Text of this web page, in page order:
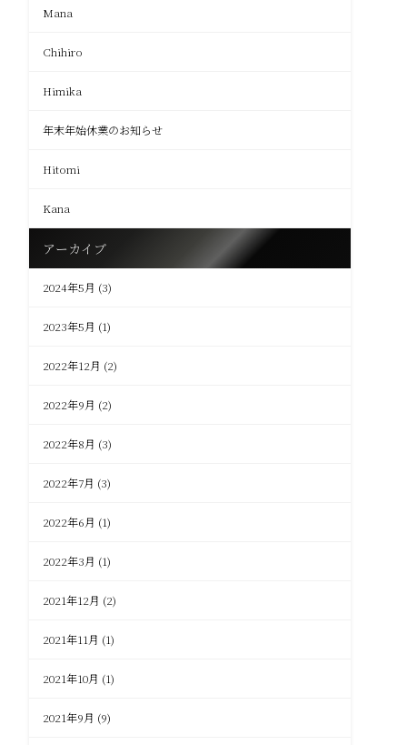
Mana
Chihiro
Himika
年末年始休業のお知らせ
Hitomi
Kana
アーカイブ
2024年5月 (3)
2023年5月 (1)
2022年12月 (2)
2022年9月 (2)
2022年8月 (3)
2022年7月 (3)
2022年6月 (1)
2022年3月 (1)
2021年12月 (2)
2021年11月 (1)
2021年10月 (1)
2021年9月 (9)